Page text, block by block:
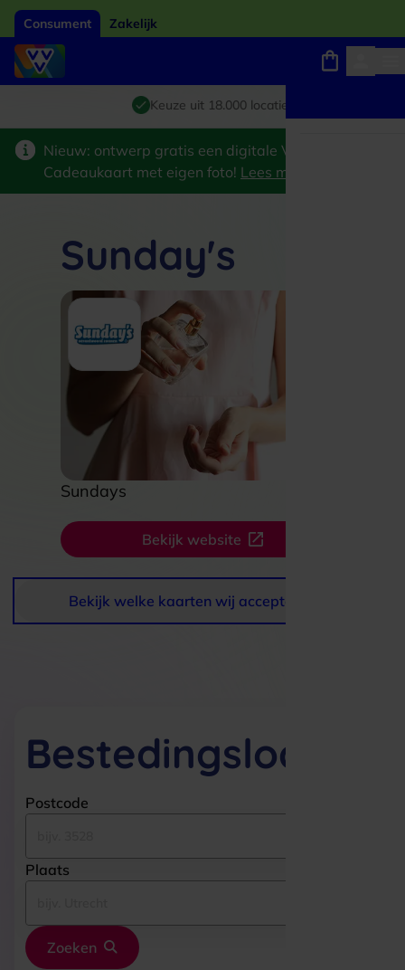
Consument Zakelijk
Giftcard van het jaar 2026
Keuze uit 18.000 locaties
Winkels, webshops en uitjes
Nieuw: ontwerp gratis een digitale VVV
Cadeaukaart met eigen foto! Lees meer
Sundays
Bekijk website
Sunday's
Bekijk welke kaarten wij accepteren
Bestedingslocaties
Postcode
Plaats
Zoeken